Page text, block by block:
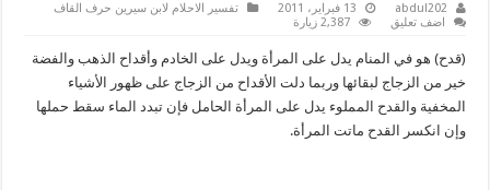
abdul202 13 فبراير، 2011
تفسير الاحلام لابن سيرين حرف القاف
اضف تعليق
2,387 زيارة
(قدح) هو في المنام يدل على المرأة ويدل على الخادم وأقداح الذهب والفضة
خير من الزجاج لبقائها وربما دلت الأقداح من الزجاج على ظهور الأشياء
المخفية والقدح المملوء يدل على المرأة الحامل فإن تبدد الماء سقط حملها
وإن انكسر القدح ماتت المرأة.